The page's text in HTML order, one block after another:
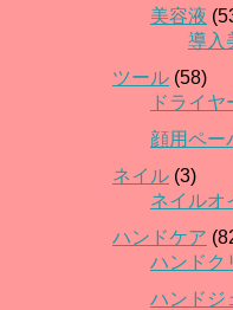
美容液
導入
ツール (58)
ドライヤ
顔用ペー
ネイル (3)
ネイルオ
ハンドケア
ハンドク
ハンドジ